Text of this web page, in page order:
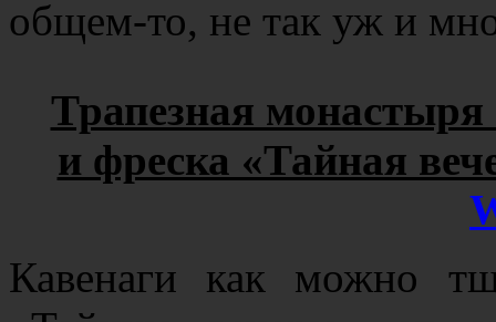
общем-то, не так уж и
Трапезная
и фреска «Тайная
Кавенаги как можно